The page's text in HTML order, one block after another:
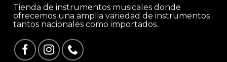
Tienda de instrumentos musicales donde
ofrecemos una amplia variedad de instrumentos
tantos nacionales como importados.